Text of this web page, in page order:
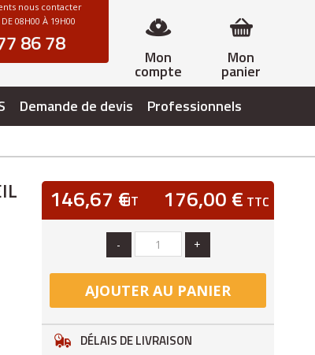
Mon
panier
Mon
compte
nous contacter
08H00 À 19H00
86 78
Demande de devis Professionnels
146,67 €HT 176,00 € TTC
- +
AJOUTER AU PANIER
DÉLAIS DE LIVRAISON